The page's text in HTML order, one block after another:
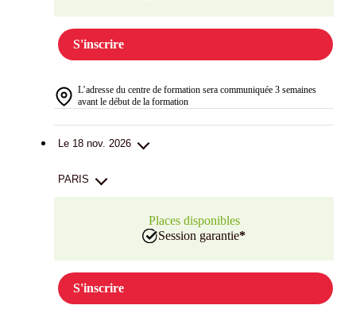
S'inscrire
L’adresse du centre de formation sera communiquée 3 semaines
avant le début de la formation
Le 18 nov. 2026
PARIS
Places disponibles
Session garantie*
S'inscrire